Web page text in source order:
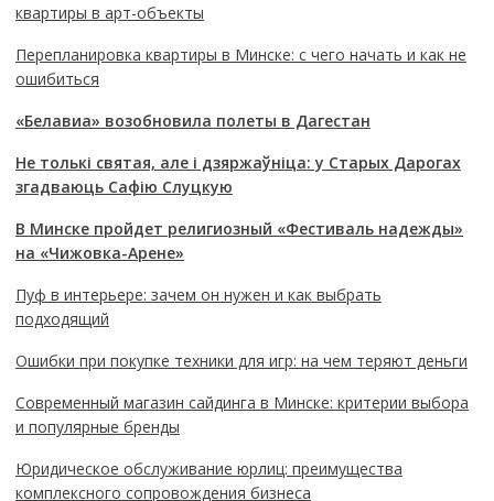
квартиры в арт-объекты
Перепланировка квартиры в Минске: с чего начать и как не
ошибиться
«Белавиа» возобновила полеты в Дагестан
Не толькі святая, але і дзяржаўніца: у Старых Дарогах
згадваюць Сафію Слуцкую
В Минске пройдет религиозный «Фестиваль надежды»
на «Чижовка-Арене»
Пуф в интерьере: зачем он нужен и как выбрать
подходящий
Ошибки при покупке техники для игр: на чем теряют деньги
Современный магазин сайдинга в Минске: критерии выбора
и популярные бренды
Юридическое обслуживание юрлиц: преимущества
комплексного сопровождения бизнеса